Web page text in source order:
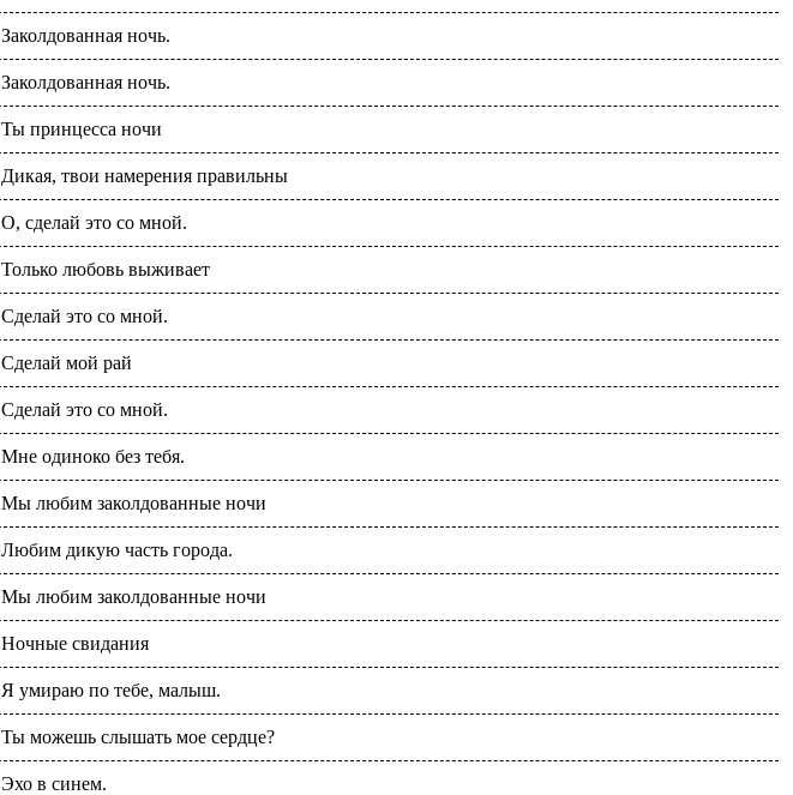
Заколдованная ночь.
Заколдованная ночь.
Ты принцесса ночи
Дикая, твои намерения правильны
О, сделай это со мной.
Только любовь выживает
Сделай это со мной.
Сделай мой рай
Сделай это со мной.
Мне одиноко без тебя.
Мы любим заколдованные ночи
Любим дикую часть города.
Мы любим заколдованные ночи
Ночные свидания
Я умираю по тебе, малыш.
Ты можешь слышать мое сердце?
Эхо в синем.